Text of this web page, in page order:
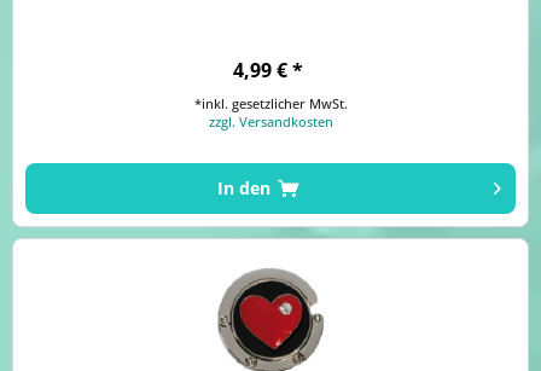
4,99 € *
*inkl. gesetzlicher MwSt.
zzgl. Versandkosten
In den